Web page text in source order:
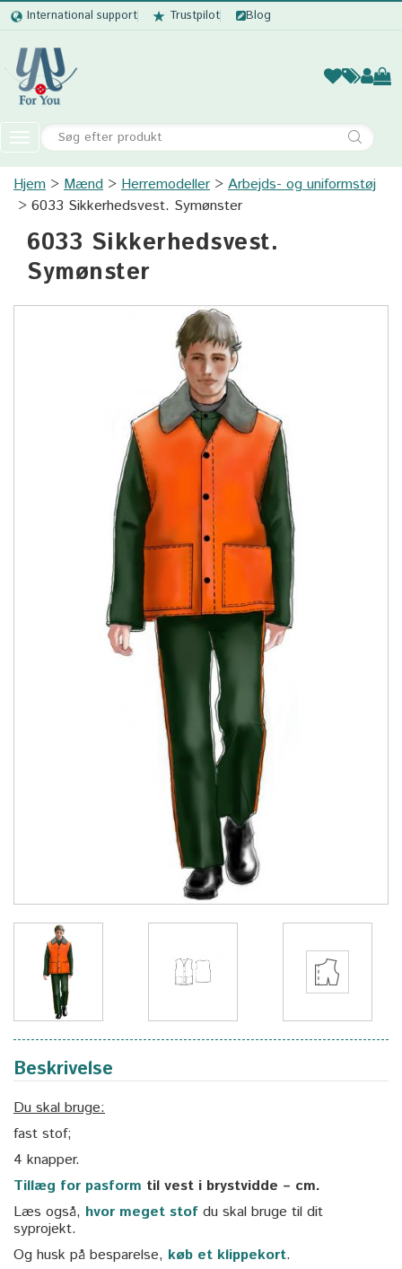
International support Trustpilot Blog
Kvinder
Toggle
navigation
Kvinder
Hjem Mænd Herremodeller
Arbejds- og uniformstøj
6033 Sikkerhedsvest. Symønster
6033 Sikkerhedsvest.
Symønster
Beskrivelse
Du skal bruge:
fast stof;
4 knapper.
Tillæg for pasform til vest i brystvidde – cm.
Læs også, hvor meget stof du skal bruge til dit
syprojekt.
Og husk på besparelse, køb et klippekort.